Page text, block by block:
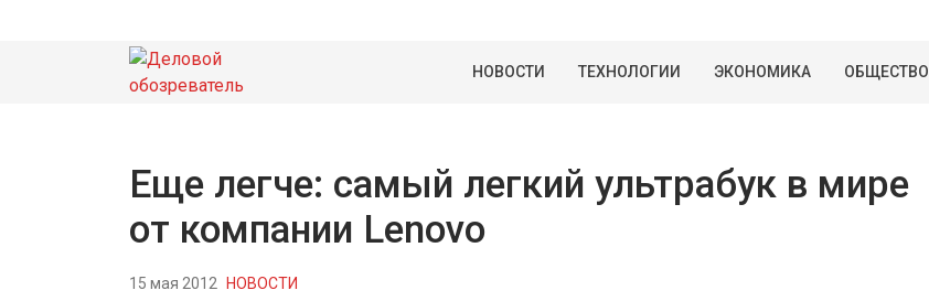
НОВОСТИ ТЕХНОЛОГИИ ЭКОНОМИКА ОБЩЕСТВО
Еще легче: самый легкий ультрабук в мире
от компании Lenovo
15 мая 2012 НОВОСТИ